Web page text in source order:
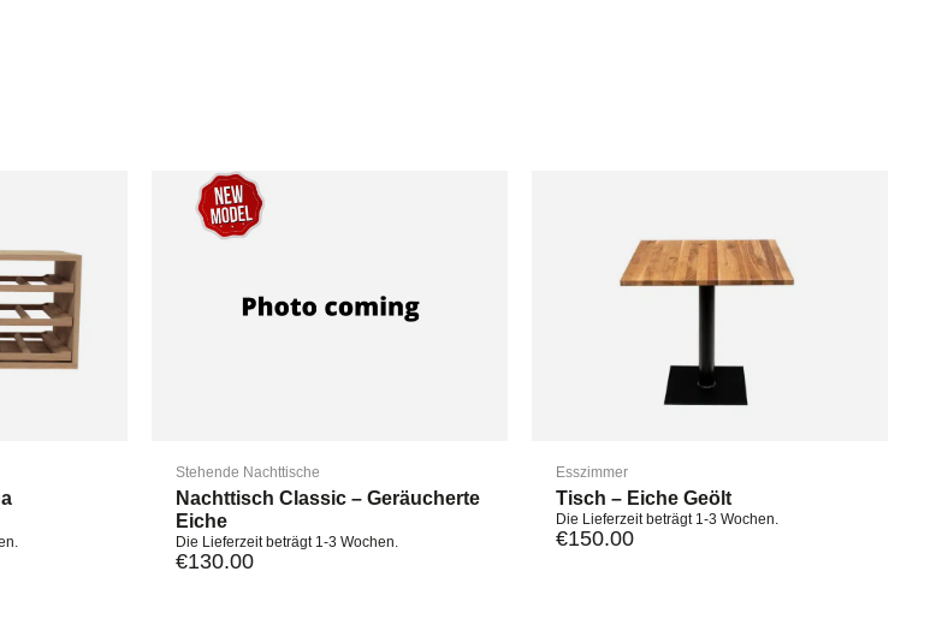
Stehende Nachttische
Nachttisch Classic – Geräucherte
Eiche
Die Lieferzeit beträgt 1-3 Wochen.
€130.00
Esszimmer
Tisch – Eiche Geölt
Die Lieferzeit beträgt 1-3 Wochen.
€150.00